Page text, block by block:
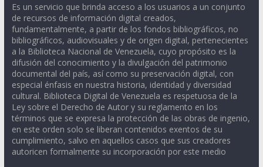
Es un servicio que brinda acceso a los usuarios a un conjunto
de recursos de información digital creados,
fundamentalmente, a partir de los fondos bibliográficos, no
bibliográficos, audiovisuales y de origen digital, pertenecientes
a la Biblioteca Nacional de Venezuela, cuyo propósito es la
difusión del conocimiento y la divulgación del patrimonio
documental del país, así como su preservación digital, con
especial énfasis en nuestra historia, identidad y diversidad
cultural. Biblioteca Digital de Venezuela es respetuosa de la
Ley sobre el Derecho de Autor y su reglamento en los
términos que se expresa la protección de las obras de ingenio,
en este orden solo se liberan contenidos exentos de su
cumplimiento, salvo en aquellos casos que sus creadores
autoricen formalmente su incorporación por este medio